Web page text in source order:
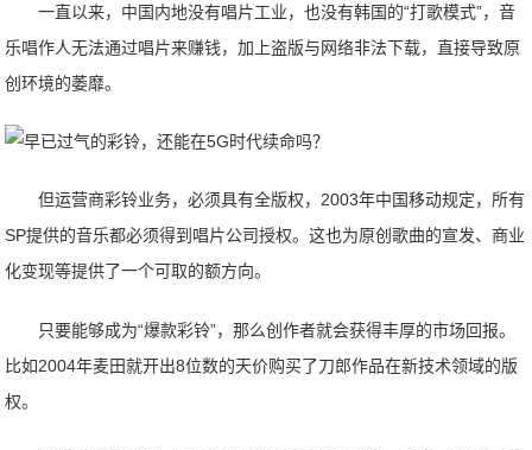
一直以来，中国内地没有唱片工业，也没有韩国的“打歌模式”，音
乐唱作人无法通过唱片来赚钱，加上盗版与网络非法下载，直接导致原
创环境的萎靡。
但运营商彩铃业务，必须具有全版权，2003年中国移动规定，所有
SP提供的音乐都必须得到唱片公司授权。这也为原创歌曲的宣发、商业
化变现等提供了一个可取的额方向。
只要能够成为“爆款彩铃”，那么创作者就会获得丰厚的市场回报。
比如2004年麦田就开出8位数的天价购买了刀郎作品在新技术领域的版
权。